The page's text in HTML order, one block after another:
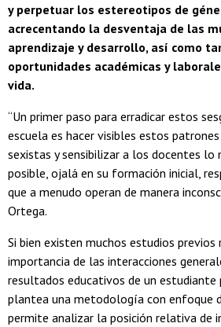
y perpetuar los estereotipos de
acrecentando la desventaja de las
aprendizaje y desarrollo, así como
oportunidades académicas y
vida.
“Un primer paso para erradicar estos
escuela es hacer visibles estos
sexistas y sensibilizar a los docentes lo
posible, ojalá en su formación inicial,
que a menudo operan de manera
Ortega.
Si bien existen muchos estudios previos
importancia de las interacciones
resultados educativos de un estudiante
plantea una metodología con enfoque
permite analizar la posición relativa de